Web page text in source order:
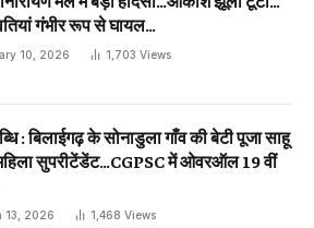
गंभीर रूप से घायल…
10, 2026 1,703 Views
: बिलाईगढ़ के सोनाडुला गाँव की बेटी पूजा साहू
सुपरीटेंडेंट…CGPSC में ओवरऑल 19 वीं
13, 2026 1,468 Views